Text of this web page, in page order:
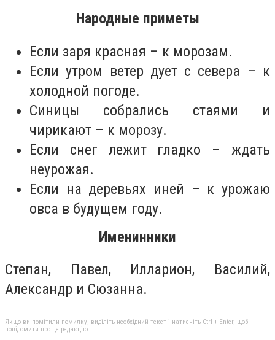
Народные приметы
Если заря красная – к морозам.
Если утром ветер дует с севера – к
холодной погоде.
Синицы собрались стаями и
чирикают – к морозу.
Если снег лежит гладко – ждать
неурожая.
Если на деревьях иней – к урожаю
овса в будущем году.
Именинники
Степан, Павел, Илларион, Василий,
Александр и Сюзанна.
Якщо ви помітили помилку, виділіть необхідний текст і натисніть Ctrl + Enter, щоб
повідомити про це редакцію